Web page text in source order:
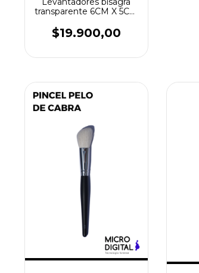
transparente 6CM X 5CM
$19.900,00